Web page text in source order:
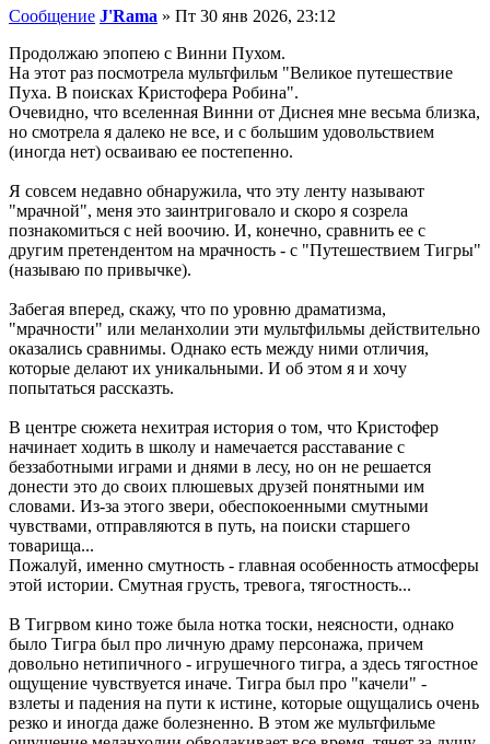
Сообщение J'Rama » Пт 30 янв 2026, 23:12
Продолжаю эпопею с Винни Пухом.
На этот раз посмотрела мультфильм "Великое путешествие
Пуха. В поисках Кристофера Робина".
Очевидно, что вселенная Винни от Диснея мне весьма близка,
но смотрела я далеко не все, и с большим удовольствием
(иногда нет) осваиваю ее постепенно.
Я совсем недавно обнаружила, что эту ленту называют
"мрачной", меня это заинтриговало и скоро я созрела
познакомиться с ней воочию. И, конечно, сравнить ее с
другим претендентом на мрачность - с "Путешествием Тигры"
(называю по привычке).
Забегая вперед, скажу, что по уровню драматизма,
"мрачности" или меланхолии эти мультфильмы действительно
оказались сравнимы. Однако есть между ними отличия,
которые делают их уникальными. И об этом я и хочу
попытаться рассказть.
В центре сюжета нехитрая история о том, что Кристофер
начинает ходить в школу и намечается расставание с
беззаботными играми и днями в лесу, но он не решается
донести это до своих плюшевых друзей понятными им
словами. Из-за этого звери, обеспокоенными смутными
чувствами, отправляются в путь, на поиски старшего
товарища...
Пожалуй, именно смутность - главная особенность атмосферы
этой истории. Смутная грусть, тревога, тягостность...
В Тигрвом кино тоже была нотка тоски, неясности, однако
было Тигра был про личную драму персонажа, причем
довольно нетипичного - игрушечного тигра, а здесь тягостное
ощущение чувствуется иначе. Тигра был про "качели" -
взлеты и падения на пути к истине, которые ощущались очень
резко и иногда даже болезненно. В этом же мультфильме